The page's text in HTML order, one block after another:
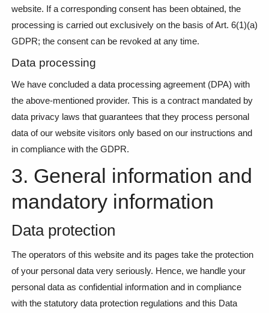
website. If a corresponding consent has been obtained, the
processing is carried out exclusively on the basis of Art. 6(1)(a)
GDPR; the consent can be revoked at any time.
Data processing
We have concluded a data processing agreement (DPA) with
the above-mentioned provider. This is a contract mandated by
data privacy laws that guarantees that they process personal
data of our website visitors only based on our instructions and
in compliance with the GDPR.
3. General information and
mandatory information
Data protection
The operators of this website and its pages take the protection
of your personal data very seriously. Hence, we handle your
personal data as confidential information and in compliance
with the statutory data protection regulations and this Data